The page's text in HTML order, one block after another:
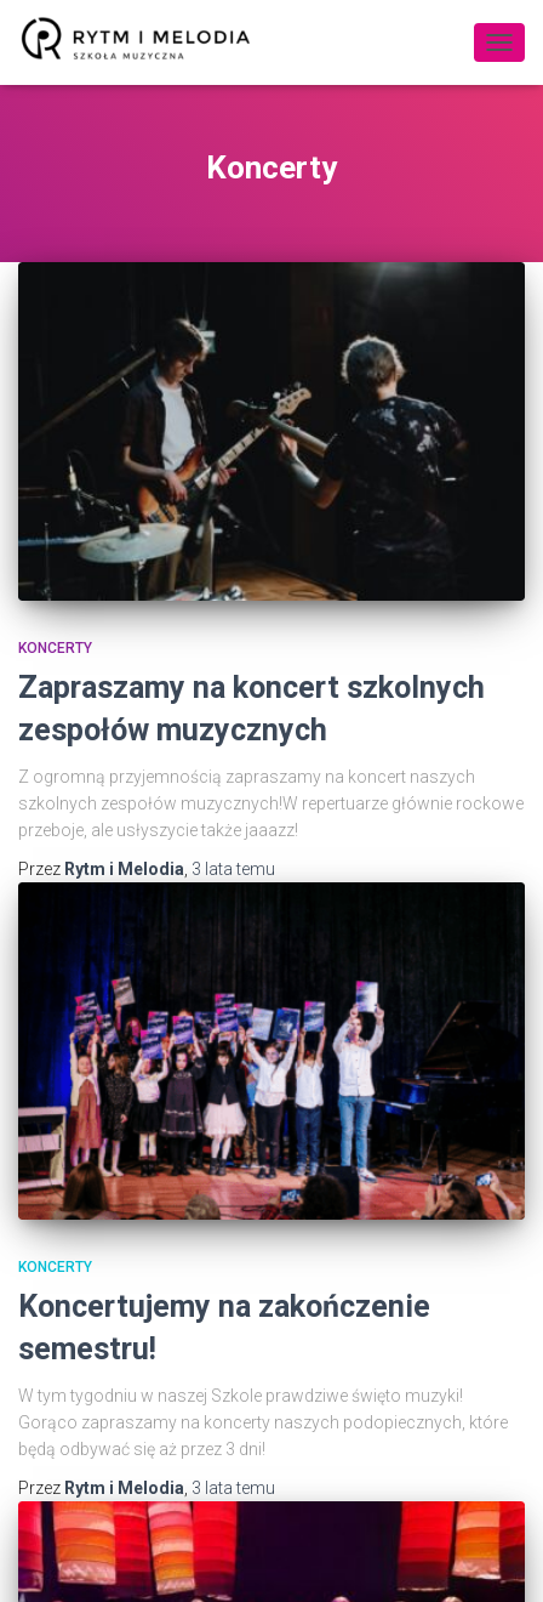
Koncerty
KONCERTY
Zapraszamy na koncert szkolnych
zespołów muzycznych
Z ogromną przyjemnością zapraszamy na koncert naszych
szkolnych zespołów muzycznych!W repertuarze głównie rockowe
przeboje, ale usłyszycie także jaaazz!
Przez Rytm i Melodia 3 latatemu
KONCERTY
Koncertujemy na zakończenie
semestru!
W tym tygodniu w naszej Szkole prawdziwe święto muzyki!
Gorąco zapraszamy na koncerty naszych podopiecznych, które
będą odbywać się aż przez 3 dni!
Przez Rytm i Melodia, 3 latatemu